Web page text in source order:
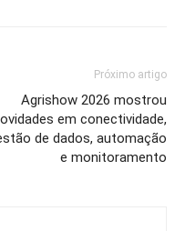
Próximo artigo
Agrishow 2026 mostrou
em conectividade,
de dados, automação
e monitoramento